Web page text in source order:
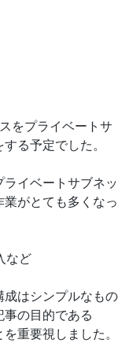
をプライベートサ
る予定でした。
イベートサブネッ
業がとても多くなっ
など
成はシンプルなもの
の目的である
重要視しました。